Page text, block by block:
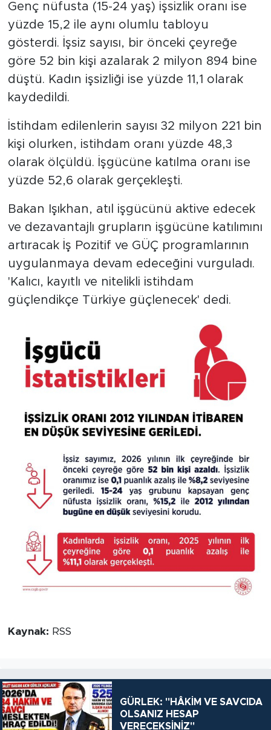
Genç nüfusta (15-24 yaş) işsizlik oranı ise
yüzde 15,2 ile aynı olumlu tabloyu
gösterdi. İşsiz sayısı, bir önceki çeyreğe
göre 52 bin kişi azalarak 2 milyon 894 bine
düştü. Kadın işsizliği ise yüzde 11,1 olarak
kaydedildi.
İstihdam edilenlerin sayısı 32 milyon 221 bin
kişi olurken, istihdam oranı yüzde 48,3
olarak ölçüldü. İşgücüne katılma oranı ise
yüzde 52,6 olarak gerçekleşti.
Bakan Işıkhan, atıl işgücünü aktive edecek
ve dezavantajlı grupların işgücüne katılımını
artıracak İş Pozitif ve GÜÇ programlarının
uygulanmaya devam edeceğini vurguladı.
'Kalıcı, kayıtlı ve nitelikli istihdam
güçlendikçe Türkiye güçlenecek' dedi.
Kaynak: RSS
GÜRLEK: "HÂKİM VE SAVCIDA
OLSANIZ HESAP
VERECEKSİNİZ"